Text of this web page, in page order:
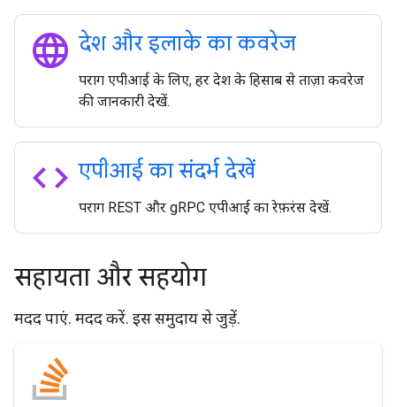
language देश और इलाके का कवरेज
पराग एपीआई के लिए, हर देश के हिसाब से ताज़ा कवरेज
की जानकारी देखें.
code एपीआई का संदर्भ देखें
पराग REST और gRPC एपीआई का रेफ़रंस देखें.
सहायता और सहयोग
मदद पाएं. मदद करें. इस समुदाय से जुड़ें.